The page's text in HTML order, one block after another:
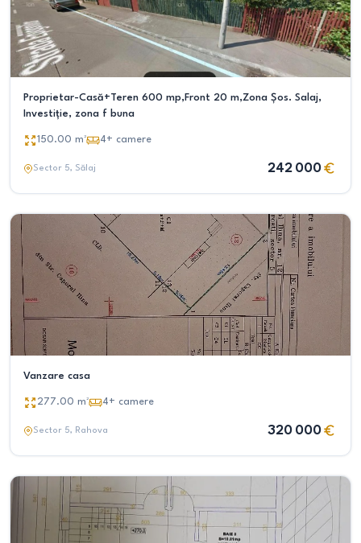
Proprietar-Casă+Teren 600 mp,Front 20 m,Zona Șos. Salaj,
Investiție, zona f buna
150.00 m² 4+ camere
Sector 5, Sălaj 242 000
Vanzare casa
277.00 m² 4+ camere
Sector 5, Rahova 320 000